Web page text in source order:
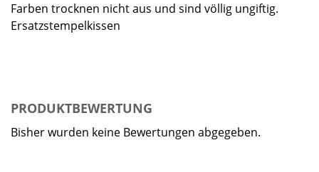
Farben trocknen nicht aus und sind völlig ungiftig.
Ersatzstempelkissen
PRODUKTBEWERTUNG
Bisher wurden keine Bewertungen abgegeben.